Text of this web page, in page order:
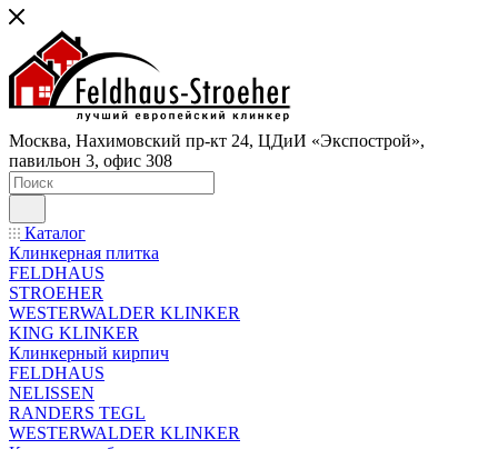
Москва, Нахимовский пр-кт 24, ЦДиИ «Экспострой»,
павильон 3, офис 308
Каталог
Клинкерная плитка
FELDHAUS
STROEHER
WESTERWALDER KLINKER
KING KLINKER
Клинкерный кирпич
FELDHAUS
NELISSEN
RANDERS TEGL
WESTERWALDER KLINKER